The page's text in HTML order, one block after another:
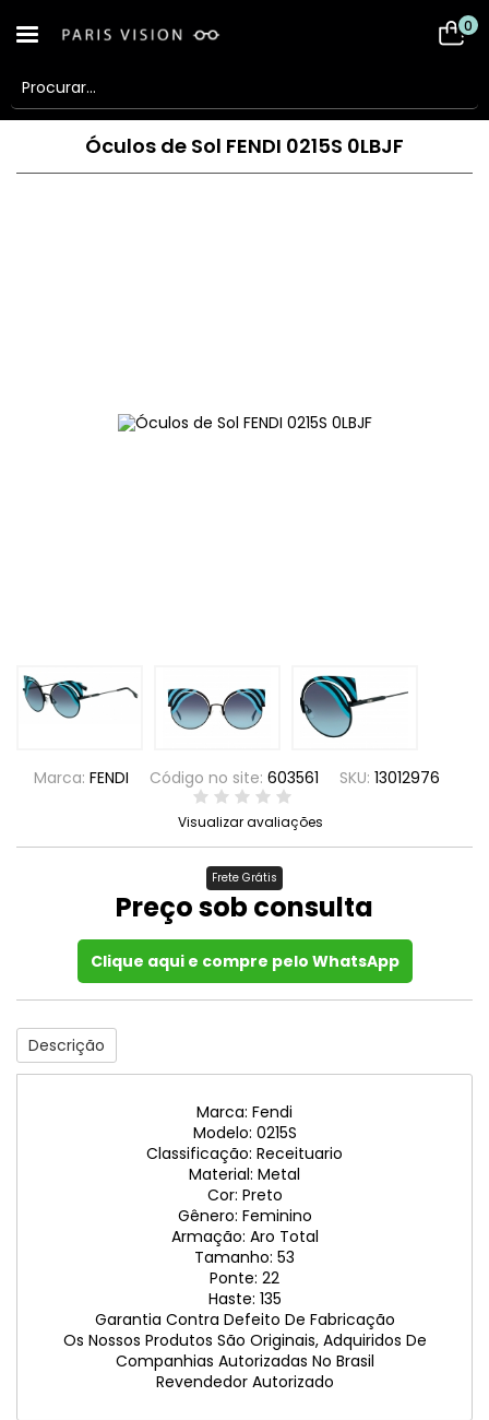
0
Óculos de Sol FENDI 0215S 0LBJF
Marca: FENDI Código no site: 603561 SKU: 13012976
Visualizar avaliações
Frete Grátis
Preço sob consulta
Clique aqui e compre pelo WhatsApp
Descrição
Marca: Fendi
Modelo: 0215S
Classificação: Receituario
Material: Metal
Cor: Preto
Gênero: Feminino
Armação: Aro Total
Tamanho: 53
Ponte: 22
Haste: 135
Garantia Contra Defeito De Fabricação
Os Nossos Produtos São Originais, Adquiridos De
Companhias Autorizadas No Brasil
Revendedor Autorizado